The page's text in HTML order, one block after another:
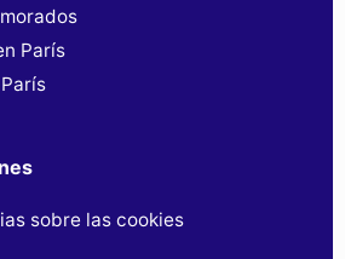
París
sobre las cookies